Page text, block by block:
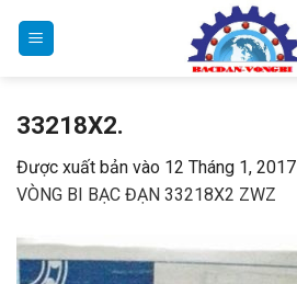
33218X2.
Được xuất bản vào 12 Tháng 1, 2017
VÒNG BI BẠC ĐẠN 33218X2 ZWZ